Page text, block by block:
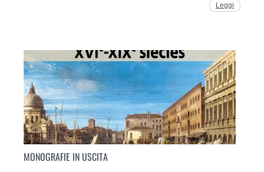
Leggi
MONOGRAFIE IN USCITA